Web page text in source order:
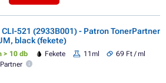
CLI-521 (2933B001) - Patron TonerPartner
black (fekete)
> 10 db Fekete 11ml
69 Ft / ml